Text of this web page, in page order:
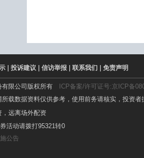
投诉建议 信访举报 联系我们 免责声明
有限公司版权所有
ICP备案/许可证号:京ICP备
载数据资料仅供参考，使用前务请核实，投资
远离场外配资
、风险大，要远离!
活动请拨打95321转0
公告